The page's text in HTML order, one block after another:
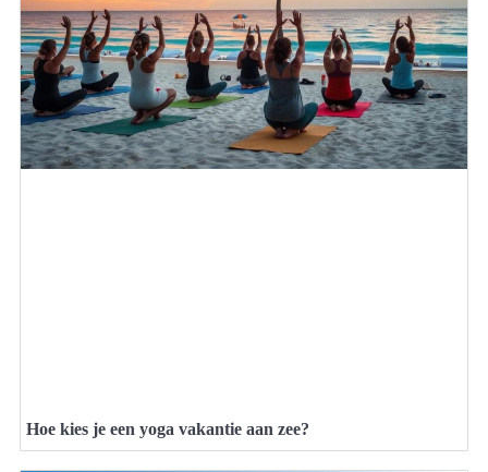
Hoe kies je een yoga vakantie aan zee?